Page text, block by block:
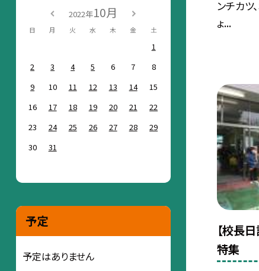
ンチカツ
ょ...
【校長
特集
2022年10月
日 月 火 水 木 金 土
1
2
3 4 5 6 7
8
9
10 11 12 13 14
15
16
17 18 19 20 21
22
23
24 25 26 27 28
29
30
31
予定
予定はありません